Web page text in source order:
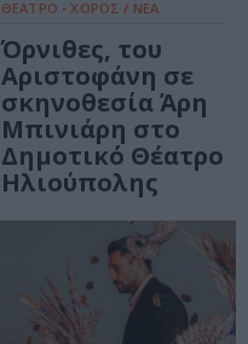
ΘΕΑΤΡΟ - ΧΟΡΟΣ / ΝΕΑ
Όρνιθες, του
Αριστοφάνη σε
σκηνοθεσία Άρη
Μπινιάρη στο
Δημοτικό Θέατρο
Ηλιούπολης